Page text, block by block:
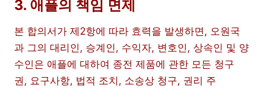
3. 애플의 책임 면제
본 합의서가 제2항에 따라 효력을 발생하면, 오원국
과 그의 대리인, 승계인, 수익자, 변호인, 상속인 및 양
수인은 애플에 대하여 종전 제품에 관한 모든 청구
권, 요구사항, 법적 조치, 소송상 청구, 권리 주